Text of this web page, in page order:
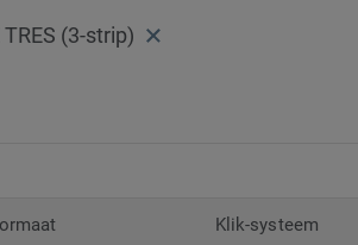
(3-strip)
Klik-systeem